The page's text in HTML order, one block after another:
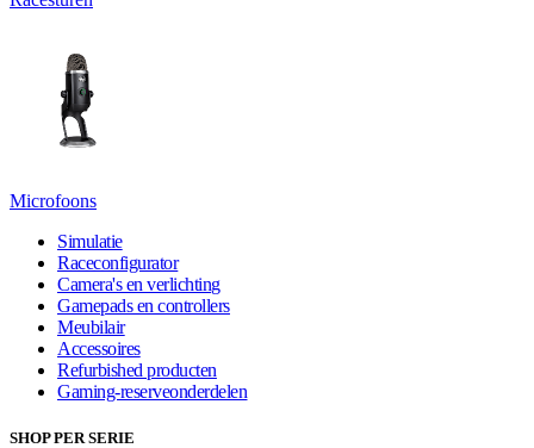
Microfoons
Simulatie
Raceconfigurator
Camera's en verlichting
Gamepads en controllers
Meubilair
Accessoires
Refurbished producten
Gaming-reserveonderdelen
SHOP PER SERIE